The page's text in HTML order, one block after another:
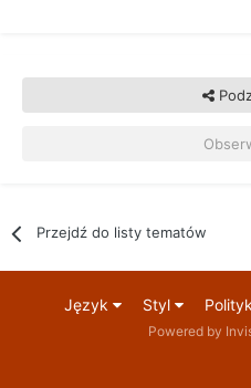
Przejdź do listy tematów
Język Styl
Powered by